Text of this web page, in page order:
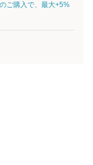
ご購入で、最大+5%